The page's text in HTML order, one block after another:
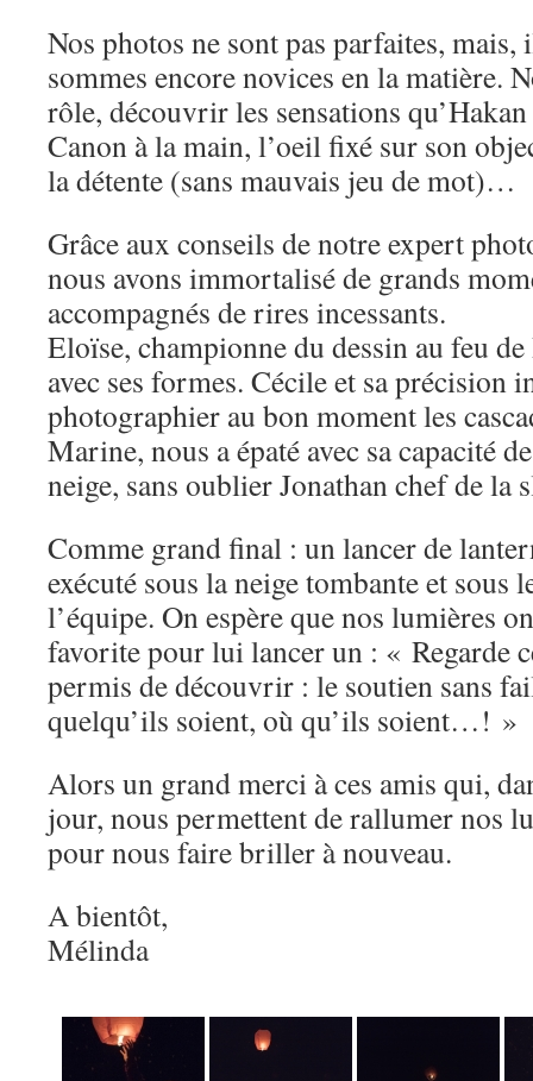
Nos photos ne sont pas parfaites,
sommes encore novices en la matière.
rôle, découvrir les sensations
Canon à la main, l’oeil fixé sur son
la détente (sans mauvais jeu de mot)…
Grâce aux conseils de notre expert
nous avons immortalisé de grands
accompagnés de rires incessants.
Eloïse, championne du dessin au feu
avec ses formes. Cécile et sa précision
photographier au bon moment les
Marine, nous a épaté avec sa capacité
neige, sans oublier Jonathan chef de la
Comme grand final : un lancer de
exécuté sous la neige tombante et sous
l’équipe. On espère que nos lumières
favorite pour lui lancer un : « Regarde
permis de découvrir : le soutien sans
quelqu’ils soient, où qu’ils soient…! »
Alors un grand merci à ces amis qui,
jour, nous permettent de rallumer nos
pour nous faire briller à nouveau.
A bientôt,
Mélinda